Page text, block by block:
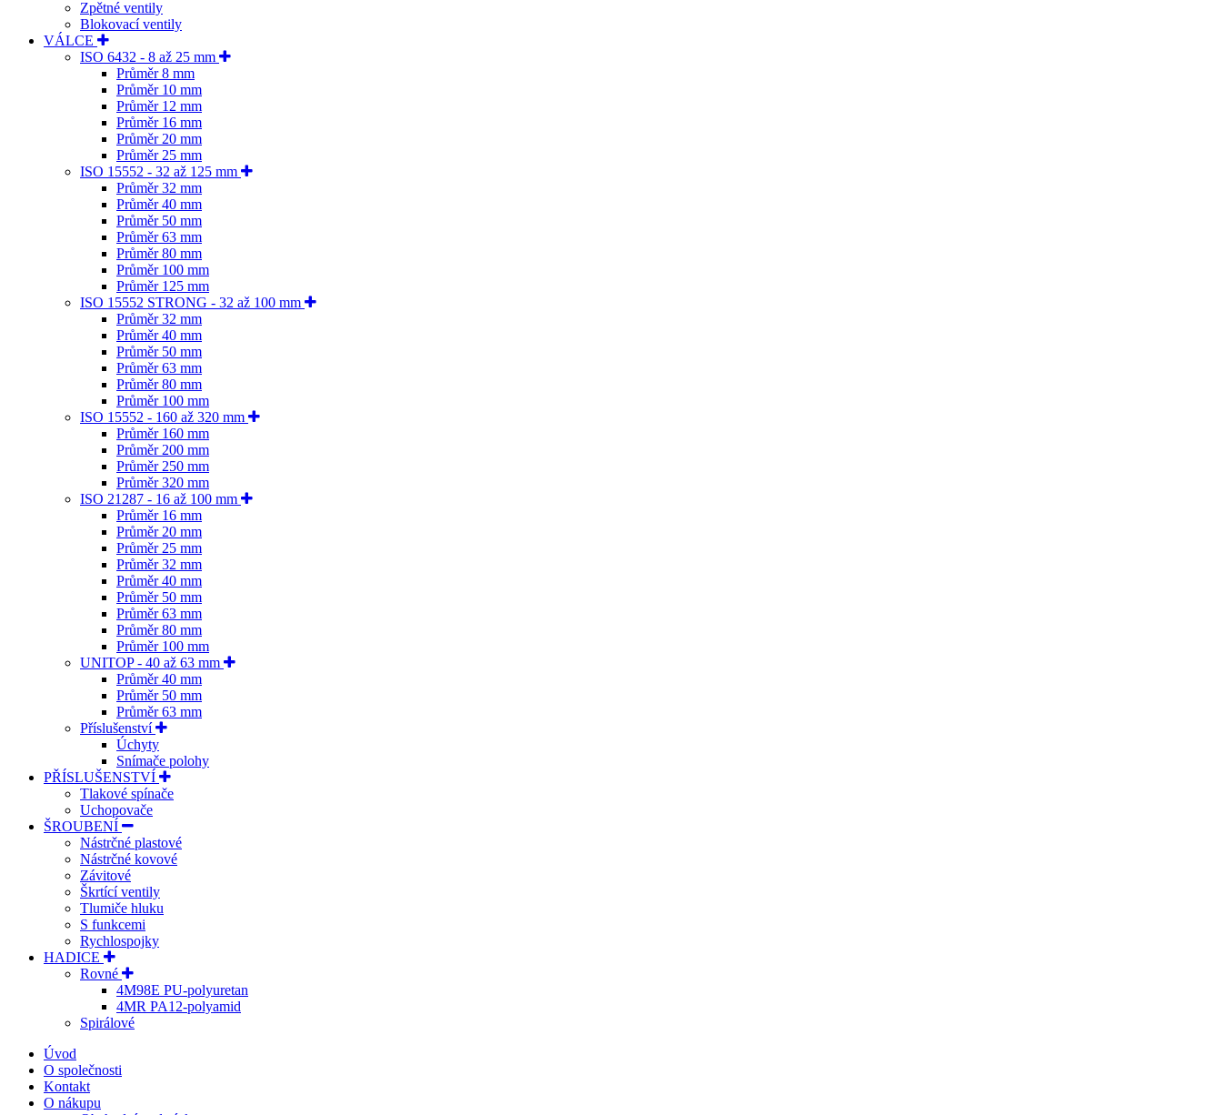
Zpětné ventily
Blokovací ventily
VÁLCE
ISO 6432 - 8 až 25 mm
Průměr 8 mm
Průměr 10 mm
Průměr 12 mm
Průměr 16 mm
Průměr 20 mm
Průměr 25 mm
ISO 15552 - 32 až 125 mm
Průměr 32 mm
Průměr 40 mm
Průměr 50 mm
Průměr 63 mm
Průměr 80 mm
Průměr 100 mm
Průměr 125 mm
ISO 15552 STRONG - 32 až 100 mm
Průměr 32 mm
Průměr 40 mm
Průměr 50 mm
Průměr 63 mm
Průměr 80 mm
Průměr 100 mm
ISO 15552 - 160 až 320 mm
Průměr 160 mm
Průměr 200 mm
Průměr 250 mm
Průměr 320 mm
ISO 21287 - 16 až 100 mm
Průměr 16 mm
Průměr 20 mm
Průměr 25 mm
Průměr 32 mm
Průměr 40 mm
Průměr 50 mm
Průměr 63 mm
Průměr 80 mm
Průměr 100 mm
UNITOP - 40 až 63 mm
Průměr 40 mm
Průměr 50 mm
Průměr 63 mm
Příslušenství
Úchyty
Snímače polohy
PŘÍSLUŠENSTVÍ
Tlakové spínače
Uchopovače
ŠROUBENÍ
Nástrčné plastové
Nástrčné kovové
Závitové
Škrtící ventily
Tlumiče hluku
S funkcemi
Rychlospojky
HADICE
Rovné
4M98E PU-polyuretan
4MR PA12-polyamid
Spirálové
Úvod
O společnosti
Kontakt
O nákupu